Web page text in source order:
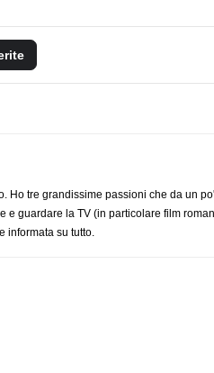
Ho tre grandissime passioni che da un
e guardare la TV (in particolare film
informata su tutto.